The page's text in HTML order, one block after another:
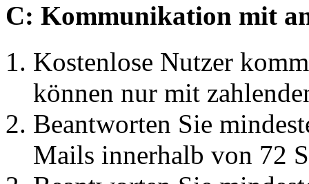
C: Kommunikation mit
Kostenlose Nutzer
können nur mit
Beantworten Sie
Mails innerhalb von 72